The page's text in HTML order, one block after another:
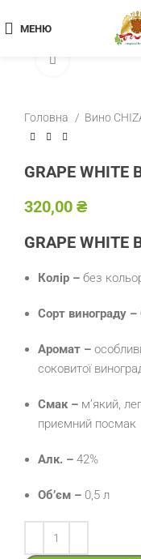
МЕНЮ
Головна Вино
GRAPE WHITE
₴
GRAPE WHITE
Колір – без
Сорт винограду –
Аромат –
соковитої
Смак – м’який,
приємний посмак
Алк. – 42%
Об’єм – 0,5 л